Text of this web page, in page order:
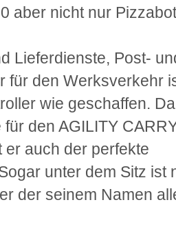
aber nicht nur
Lieferdienste, Post-
für den Werksverkehr
wie geschaffen. Da
den AGILITY
er auch der perfekte
unter dem Sitz ist
der seinem Namen